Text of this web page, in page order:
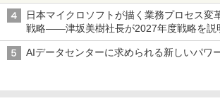
日本マイクロソフトが描く業務プロセス変
戦略――津坂美樹社長が2027年度戦略を説
AIデータセンターに求められる新しいパワ